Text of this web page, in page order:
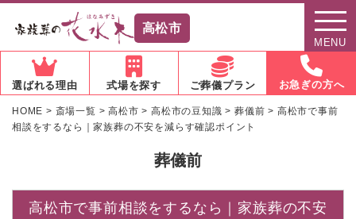
高松市
MENU
選ばれる理由 式場を探す ご葬儀プラン お急ぎの方へ
HOME > 斎場一覧 >高松市 >高松市の豆知識 >葬儀前 > 高松市で事前
相談をするなら｜家族葬の不安を減らす確認ポイント
葬儀前
高松市で事前相談をするなら｜家族葬の不安